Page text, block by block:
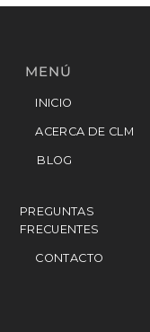
MENÚ
INICIO
ACERCA DE CLM
BLOG
PREGUNTAS
FRECUENTES
CONTACTO